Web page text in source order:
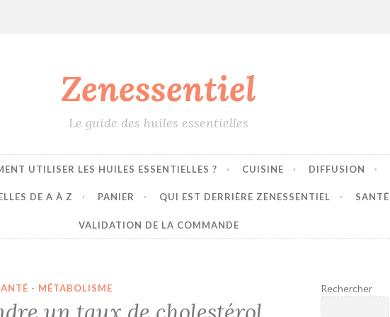
Zenessentiel
Le guide des huiles essentielles
UTILISER LES HUILES ESSENTIELLES ? CUISINE DIFFUSION
DE A À Z PANIER QUI EST DERRIÈRE ZENESSENTIEL SANTÉ
VALIDATION DE LA COMMANDE
- MÉTABOLISME Rechercher